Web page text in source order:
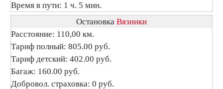
Время в пути: 1 ч. 5 мин.
Остановка Вязники
Расстояние: 110,00 км.
Тариф полный: 805.00 руб.
Тариф детский: 402.00 руб.
Багаж: 160.00 руб.
Добровол. страховка: 0 руб.